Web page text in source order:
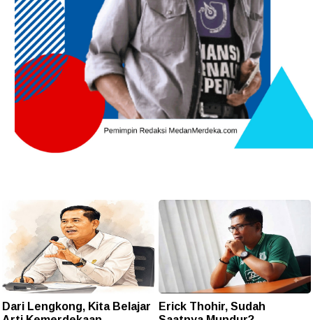
Dari Lengkong, Kita Belajar
Erick Thohir, Sudah